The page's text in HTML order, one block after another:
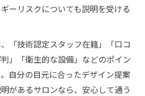
ーリスクについても説明を受ける
「技術認定スタッフ在籍」「口コ
」「衛生的な設備」などのポイン
自分の目元に合ったデザイン提案
があるサロンなら、安心して通う